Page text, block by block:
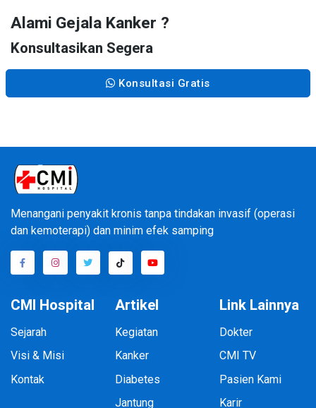
Alami Gejala Kanker ?
Konsultasikan Segera
Konsultasi Gratis
Menangani penyakit kronis tanpa tindakan invasif (operasi
dan kemoterapi) dan minim efek samping
CMI Hospital
Sejarah
Visi & Misi
Kontak
Artikel
Kegiatan
Kanker
Diabetes
Jantung
Link Lainnya
Dokter
CMI TV
Pasien Kami
Karir